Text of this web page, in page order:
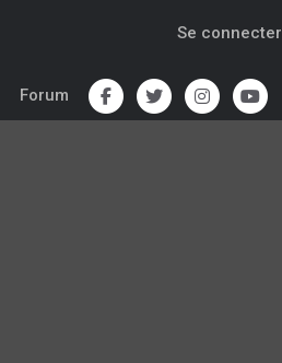
Se connecter
Forum